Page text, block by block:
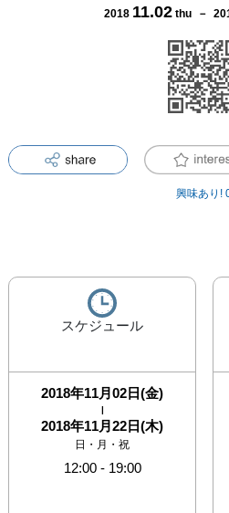
2018 11.02 thu－
興味あり!
スケジュール
2018年11月02日(金)
|
2018年11月22日(木)
日・月・祝
12:00- 19:00